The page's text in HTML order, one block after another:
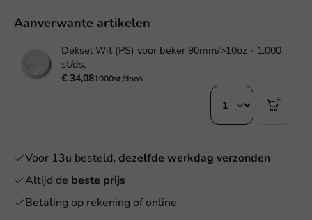
Aanverwante artikelen
Deksel Wit (PS) voor beker 90mm/>10oz - 1.000
st/ds.
€ 34,081000st/doos
Voor 13u besteld, dezelfde werkdag verzonden
Altijd de beste prijs
Betaling op rekening of online